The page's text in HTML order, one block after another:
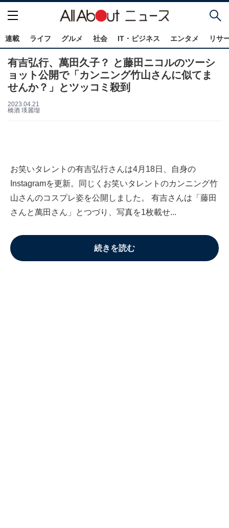
連載 ライフ グルメ 社会 IT・ビジネス エンタメ リサ
有吉弘行、萬田久子？ と藤田ニコルのツーシ
ョット公開で「カンニング竹山さんに似てま
せんか？」とツッコミ殺到
2023.04.21
橋酒 瑛麗瑠
お笑いタレントの有吉弘行さんは4月18日、自身の
Instagramを更新。同じくお笑いタレントのカンニング竹
山さんのコスプレ姿を公開しました。 有吉さんは「藤田
さんと萬田さん」とつづり、写真を1枚載せ...
続きを読む